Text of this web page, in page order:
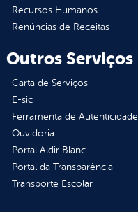
Recursos Humanos
Renúncias de Receitas
Outros Serviços
Carta de Serviços
E-sic
Ferramenta de Autenticidade
Ouvidoria
Portal Aldir Blanc
Portal da Transparência
Transporte Escolar